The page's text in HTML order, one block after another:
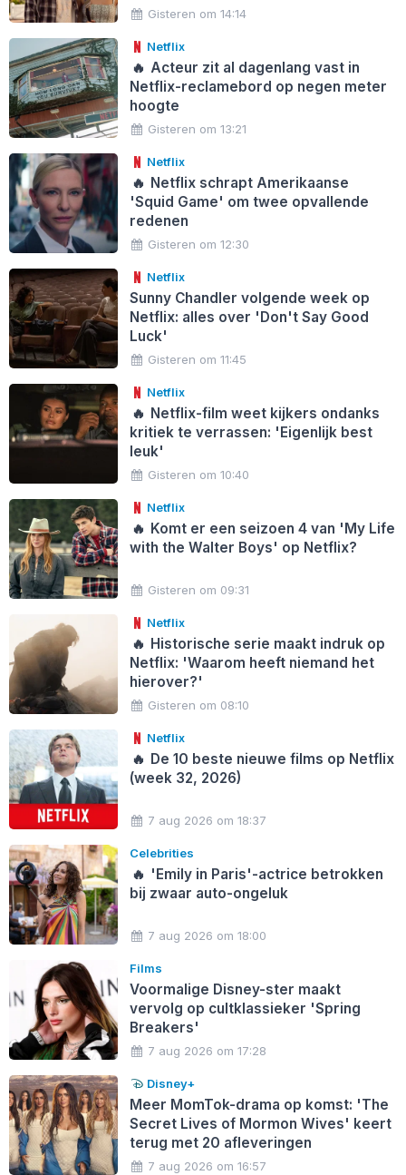
Gisteren om 14:14
Netflix
🔥 Acteur zit al dagenlang vast in
Netflix-reclamebord op negen meter
hoogte
Gisteren om 13:21
Netflix
🔥 Netflix schrapt Amerikaanse
'Squid Game' om twee opvallende
redenen
Gisteren om 12:30
Netflix
Sunny Chandler volgende week op
Netflix: alles over 'Don't Say Good
Luck'
Gisteren om 11:45
Netflix
🔥 Netflix-film weet kijkers ondanks
kritiek te verrassen: 'Eigenlijk best
leuk'
Gisteren om 10:40
Netflix
🔥 Komt er een seizoen 4 van 'My Life
with the Walter Boys' op Netflix?
Gisteren om 09:31
Netflix
🔥 Historische serie maakt indruk op
Netflix: 'Waarom heeft niemand het
hierover?'
Gisteren om 08:10
Netflix
🔥 De 10 beste nieuwe films op Netflix
(week 32, 2026)
7 aug 2026 om 18:37
Celebrities
🔥 'Emily in Paris'-actrice betrokken
bij zwaar auto-ongeluk
7 aug 2026 om 18:00
Films
Voormalige Disney-ster maakt
vervolg op cultklassieker 'Spring
Breakers'
7 aug 2026 om 17:28
Disney+
Meer MomTok-drama op komst: 'The
Secret Lives of Mormon Wives' keert
terug met 20 afleveringen
7 aug 2026 om 16:57